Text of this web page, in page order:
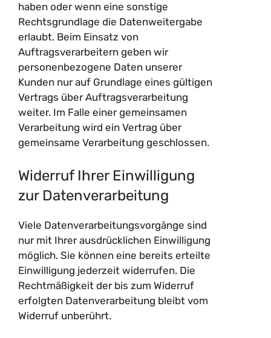
haben oder wenn eine sonstige
Rechtsgrundlage die Datenweitergabe
erlaubt. Beim Einsatz von
Auftragsverarbeitern geben wir
personenbezogene Daten unserer
Kunden nur auf Grundlage eines gültigen
Vertrags über Auftragsverarbeitung
weiter. Im Falle einer gemeinsamen
Verarbeitung wird ein Vertrag über
gemeinsame Verarbeitung geschlossen.
Widerruf Ihrer Einwilligung
zur Datenverarbeitung
Viele Datenverarbeitungsvorgänge sind
nur mit Ihrer ausdrücklichen Einwilligung
möglich. Sie können eine bereits erteilte
Einwilligung jederzeit widerrufen. Die
Rechtmäßigkeit der bis zum Widerruf
erfolgten Datenverarbeitung bleibt vom
Widerruf unberührt.